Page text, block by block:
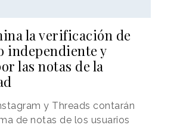
la verificación de
independiente y
las notas de la
y Threads contarán
de notas de los usuarios